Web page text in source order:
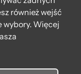
również wejść
wybory. Więcej